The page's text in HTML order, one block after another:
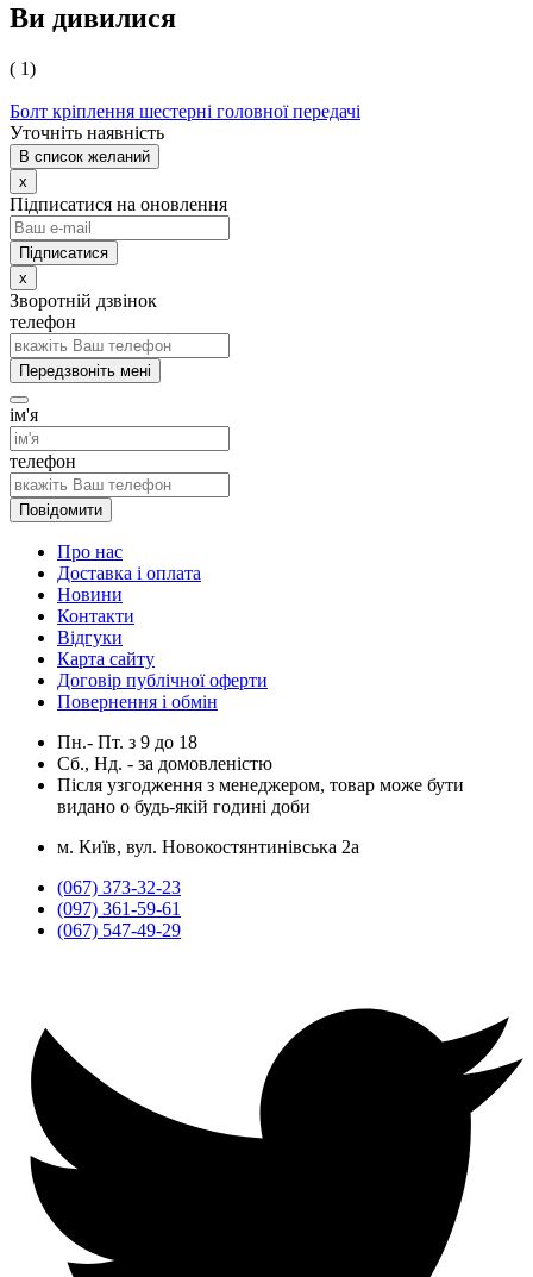
Ви дивилися
( 1)
Болт кріплення шестерні головної передачі
Уточніть наявність
В список желаний
x
Підписатися на оновлення
x
Зворотній дзвінок
телефон
Передзвоніть мені
ім'я
телефон
Повідомити
Про нас
Доставка і оплата
Новини
Контакти
Відгуки
Карта сайту
Договір публічної оферти
Повернення і обмін
Пн.- Пт. з 9 до 18
Сб., Нд. - за домовленістю
Після узгодження з менеджером, товар може бути
видано о будь-якій годині доби
м. Київ, вул. Новокостянтинівська 2а
(067) 373-32-23
(097) 361-59-61
(067) 547-49-29